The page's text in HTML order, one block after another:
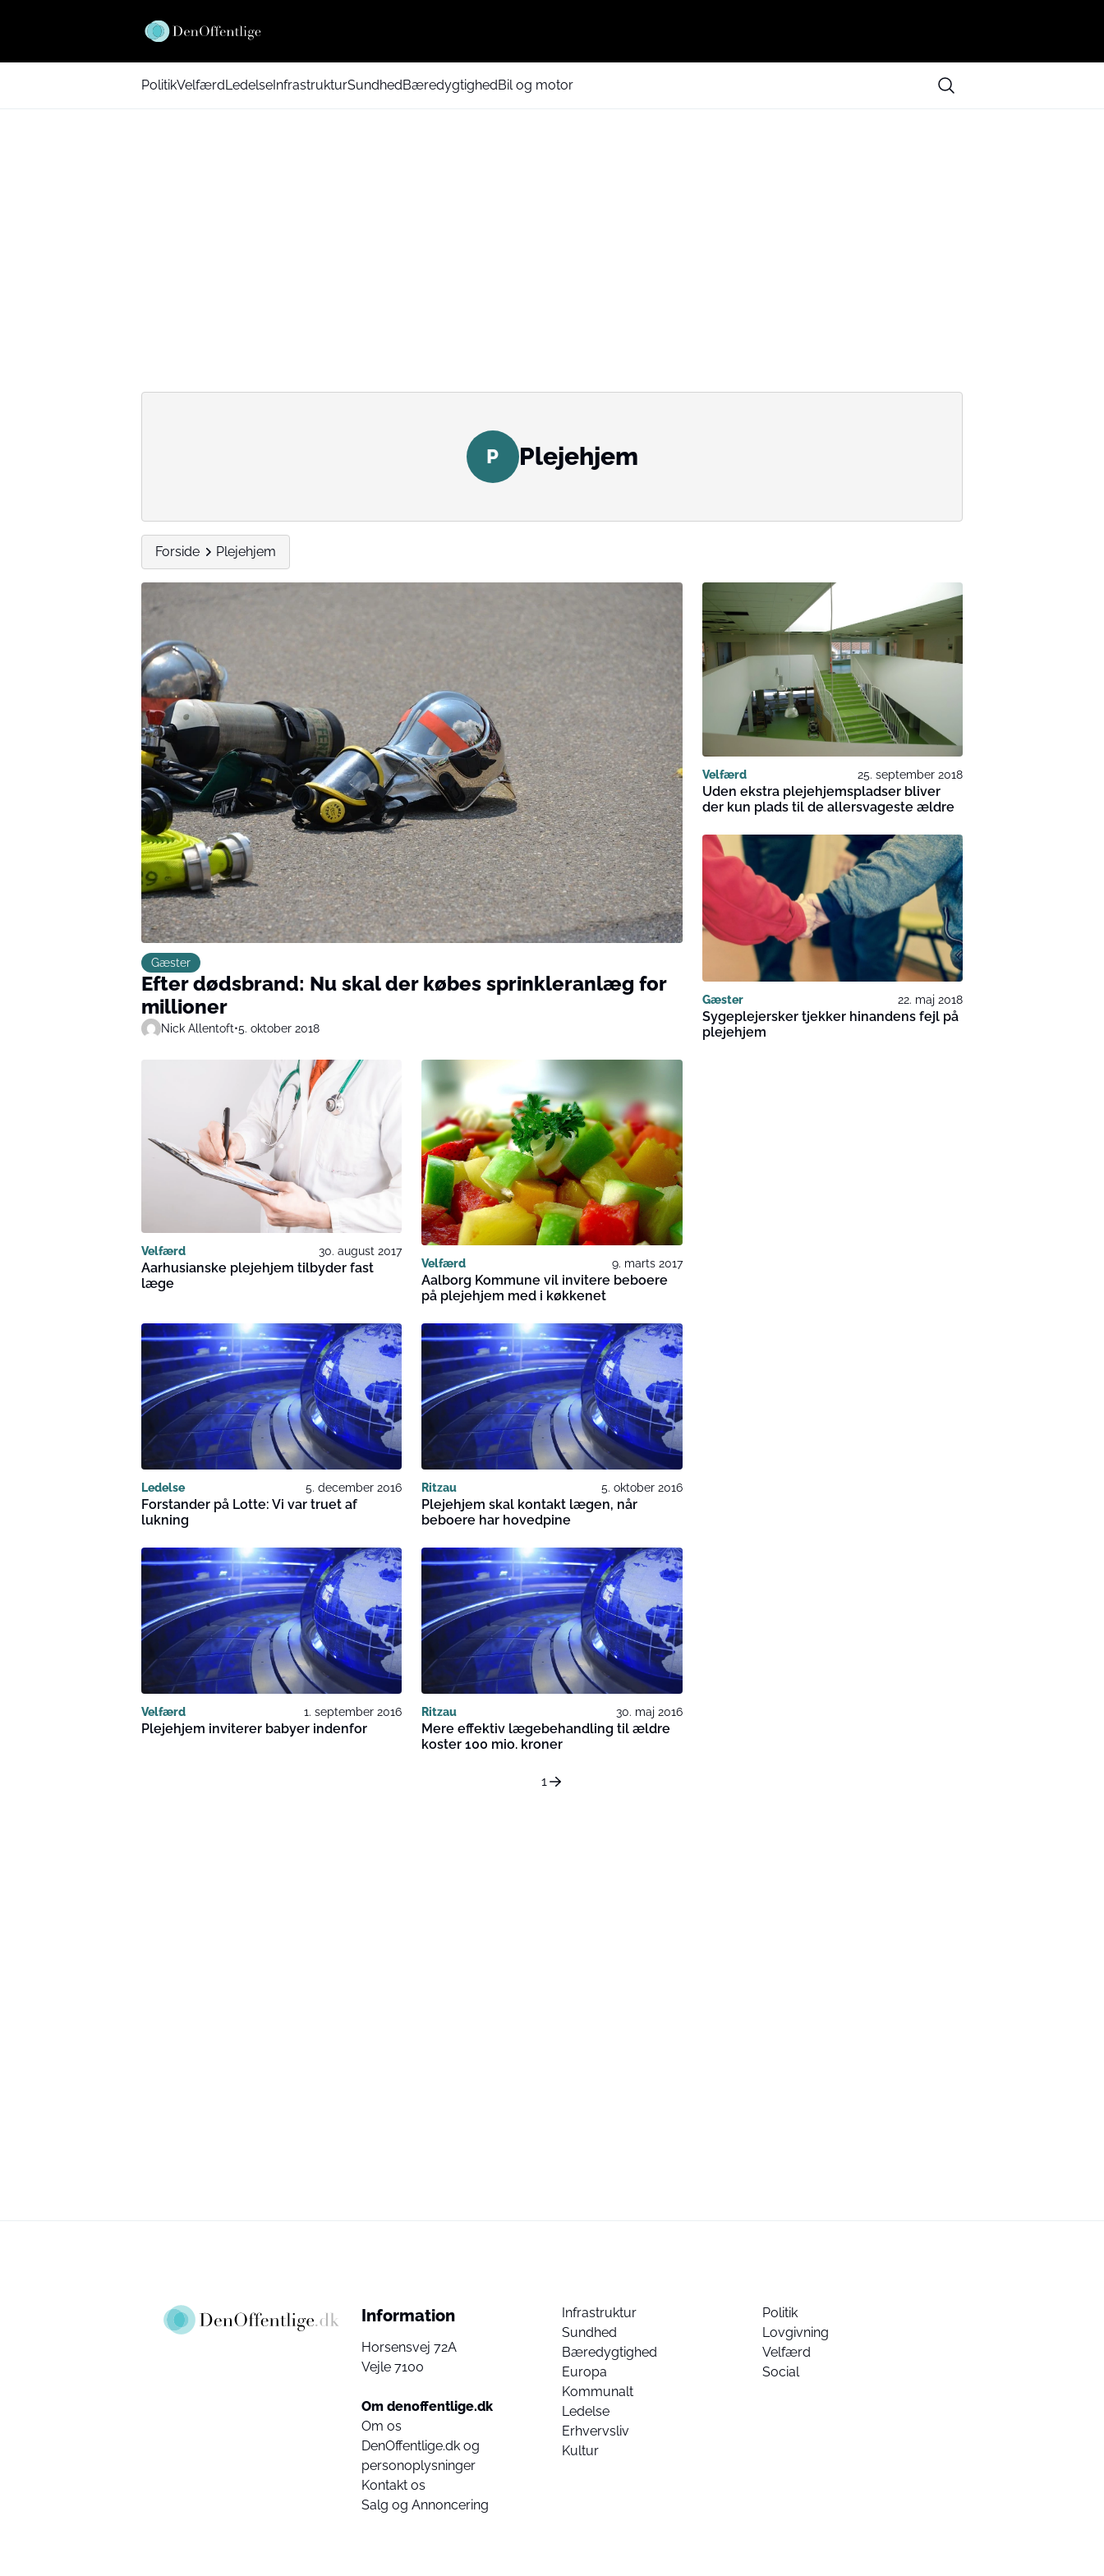
PolitikVelfærdLedelseInfrastrukturSundhedBæredygtighedBil og motor
P Plejehjem
Forside Plejehjem
Gæster
Efter dødsbrand: Nu skal der købes sprinkleranlæg for
millioner
Nick Allentoft•5. oktober 2018
Velfærd 25. september 2018
Uden ekstra plejehjemspladser bliver
der kun plads til de allersvageste ældre
Gæster 22. maj 2018
Sygeplejersker tjekker hinandens fejl på
plejehjem
Velfærd 30. august 2017
Aarhusianske plejehjem tilbyder fast
læge
Velfærd 9. marts 2017
Aalborg Kommune vil invitere beboere
på plejehjem med i køkkenet
Ledelse 5. december 2016
Forstander på Lotte: Vi var truet af
lukning
Ritzau 5. oktober 2016
Plejehjem skal kontakt lægen, når
beboere har hovedpine
Velfærd 1. september 2016
Plejehjem inviterer babyer indenfor
Ritzau 30. maj 2016
Mere effektiv lægebehandling til ældre
koster 100 mio. kroner
1
Information
Horsensvej 72A
Vejle 7100
Om denoffentlige.dk
Om os
DenOffentlige.dk og
personoplysninger
Kontakt os
Salg og Annoncering
Infrastruktur
Sundhed
Bæredygtighed
Europa
Kommunalt
Ledelse
Erhvervsliv
Kultur
Politik
Lovgivning
Velfærd
Social